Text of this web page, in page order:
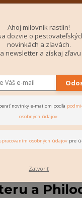
izbovke 📦 Garancia
Pi 10-16:00
substrát "AROID"
a
Ahoj milovník rastlín!
dozvie o
novinkách a zľavách.
newsletter a získaj
novinky e-mailom podľa
osobných údajov.
spracovaním osobných údajov pre
Zatvoriť